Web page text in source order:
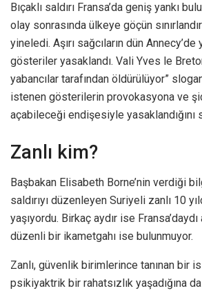
Bıçaklı saldırı Fransa’da geniş yankı
olay sonrasında ülkeye göçün
yineledi. Aşırı sağcıların dün
gösteriler yasaklandı. Vali Yves le
yabancılar tarafından öldürülüyor”
istenen gösterilerin provokasyona ve
açabileceği endişesiyle yasaklandığını
Zanlı kim?
Başbakan Elisabeth Borne’nin verdiği
saldırıyı düzenleyen Suriyeli zanlı 10
yaşıyordu. Birkaç aydır ise Fransa’daydı
düzenli bir ikametgahı ise bulunmuyor.
Zanlı, güvenlik birimlerince tanınan bir
psikiyaktrik bir rahatsızlık yaşadığına